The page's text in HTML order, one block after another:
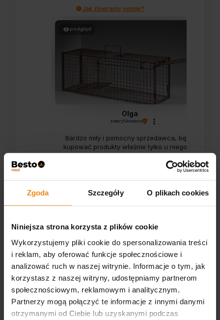
Zgoda Szczegóły O plikach cookies
Niniejsza strona korzysta z plików cookie
Wykorzystujemy pliki cookie do spersonalizowania treści
i reklam, aby oferować funkcje społecznościowe i
analizować ruch w naszej witrynie. Informacje o tym, jak
korzystasz z naszej witryny, udostępniamy partnerom
społecznościowym, reklamowym i analitycznym.
Partnerzy mogą połączyć te informacje z innymi danymi
otrzymanymi od Ciebie lub uzyskanymi podczas
Jak zbieramy opinie?
podgląd
Olga
zweryfikowano
Bardzo miły i pomocny sprzedawca, będę
kupować produkty właśnie tylko u niego ;)),
produkty są super.
0 0
2026-06-10
zebranych i zweryfikowanych przez